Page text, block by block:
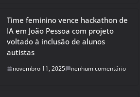
Time feminino vence hackathon de
IA em João Pessoa com projeto
voltado à inclusão de alunos
autistas
novembro 11, 2025 nenhum comentário